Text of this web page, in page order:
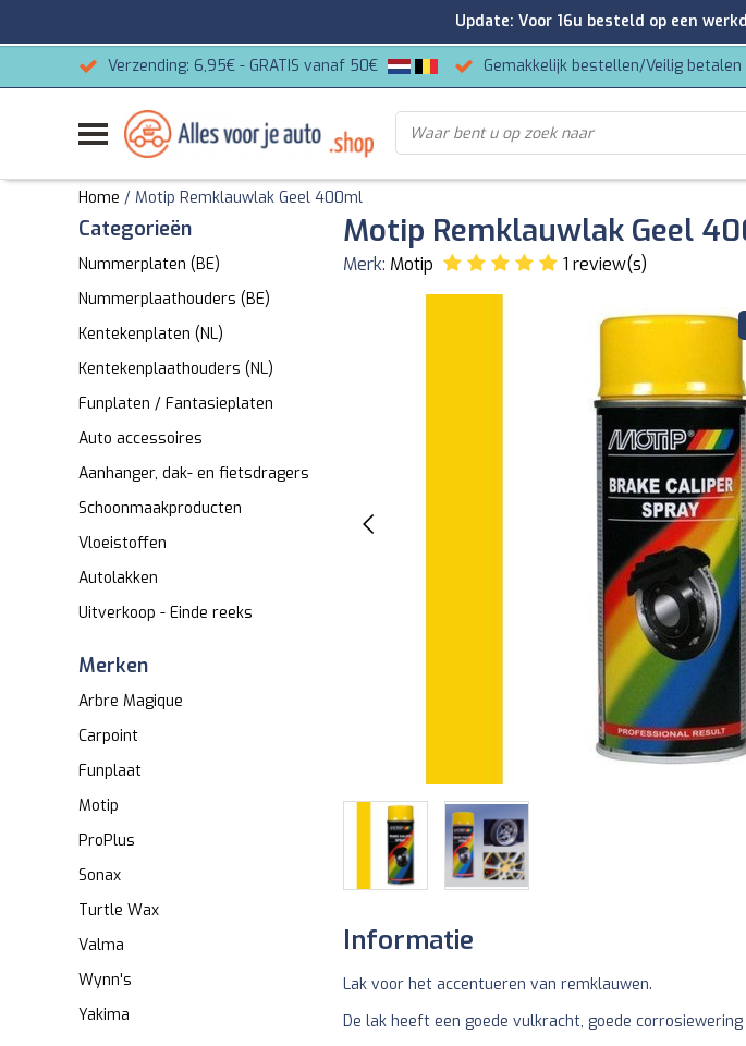
Verzending: 6,95€ - GRATIS vanaf 50€ Gemakkelijk bestellen/Veilig betalen
Home / Motip Remklauwlak Geel 400ml
Categorieën
Nummerplaten (BE)
Nummerplaathouders (BE)
Kentekenplaten (NL)
Kentekenplaathouders (NL)
Funplaten / Fantasieplaten
Auto accessoires
Aanhanger, dak- en fietsdragers
Schoonmaakproducten
Vloeistoffen
Autolakken
Uitverkoop - Einde reeks
Merken
Arbre Magique
Carpoint
Funplaat
Motip
ProPlus
Sonax
Turtle Wax
Valma
Wynn's
Yakima
Motip Remklauwlak Geel
Merk: Motip 1 review(s)
Informatie
Lak voor het accentueren van remklauwen.
De lak heeft een goede vulkracht, goede
Update: Voor 16u besteld op een